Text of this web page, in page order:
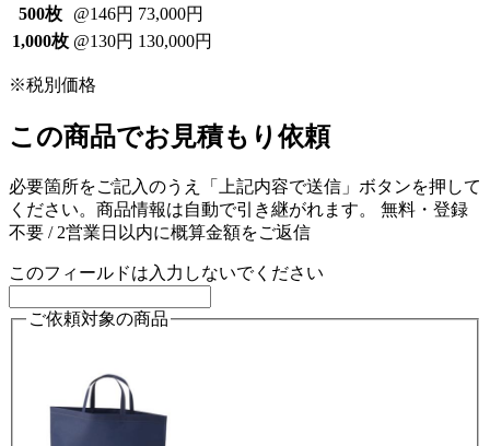
500枚
@146円 73,000円
1,000枚 @130円 130,000円
※税別価格
この商品でお見積もり依頼
必要箇所をご記入のうえ「上記内容で送信」ボタンを押して
ください。商品情報は自動で引き継がれます。 無料・登録
不要 / 2営業日以内に概算金額をご返信
このフィールドは入力しないでください
ご依頼対象の商品